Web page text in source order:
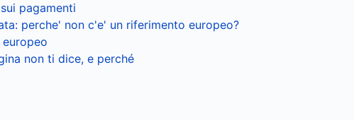
pagamenti
perche' non c'e' un riferimento europeo?
non ti dice, e perché